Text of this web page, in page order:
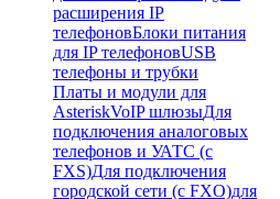
расширения IP
телефоновБлоки питания
для IP телефоновUSB
телефоны и трубки
Платы и модули для
AsteriskVoIP шлюзыДля
подключения аналоговых
телефонов и УАТС (с
FXS)Для подключения
городской сети (с FXO)для